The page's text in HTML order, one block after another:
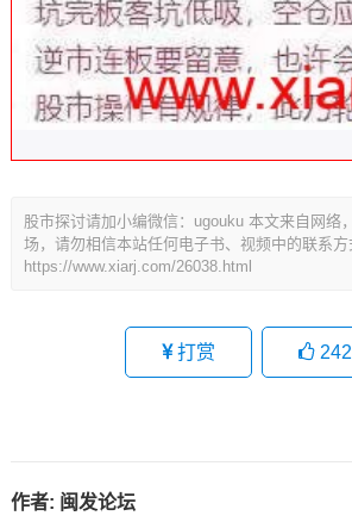
股市探讨请加小编微信：ugouku 本文来自网络
场，请勿相信本站任何电子书、视频中的联系方
https://www.xiarj.com/26038.html
打赏 242
作者: 闽发论坛